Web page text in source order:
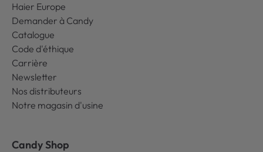
Haier Europe
Demander à Candy
Catalogue
Code d'éthique
Carrière
Newsletter
Nos distributeurs
Notre magasin d'usine
Candy Shop